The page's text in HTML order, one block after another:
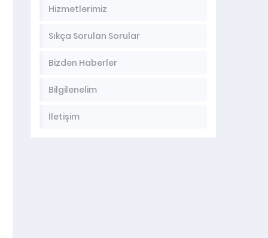
Hizmetlerimiz
Sıkça Sorulan Sorular
Bizden Haberler
Bilgilenelim
İletişim